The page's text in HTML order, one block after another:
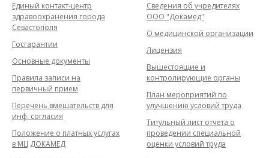
Единый контакт-центр
здравоохранения города
Севастополя
Госгарантии
Основные документы
Правила записи на
первичный прием
Перечень вмешательств для
инф. согласия
Положение о платных услугах
в МЦ ДОКАМЕД
Сведения об учредителях
ООО "Докамед"
О медицинской организации
Лицензия
Вышестоящие и
контролирующие органы
План мероприятий по
улучшению условий труда
Титульный лист отчета о
проведении специальной
оценки условий труда